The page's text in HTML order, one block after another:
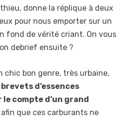
donne la réplique à deux
pour nous emporter sur un
fond de vérité criant. On vous
debrief ensuite ?
chic bon genre, très urbaine,
d’essences
compte d’un grand
afin que ces carburants ne